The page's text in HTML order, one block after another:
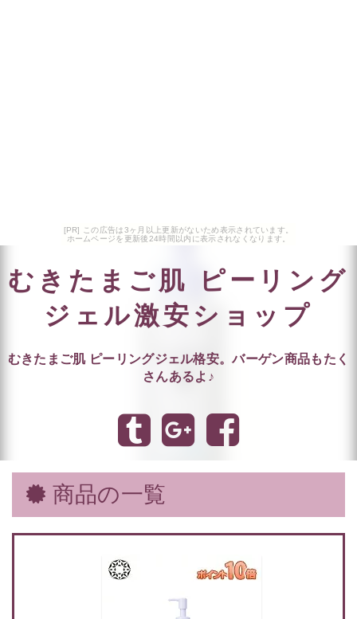
[PR] この広告は3ヶ月以上更新がないため表示されています。
ホームページを更新後24時間以内に表示されなくなります。
むきたまご肌 ピーリング
ジェル激安ショップ
むきたまご肌 ピーリングジェル格安。バーゲン商品もたく
さんあるよ♪
商品の一覧